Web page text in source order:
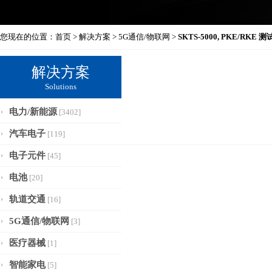
您现在的位置： 首页 > 解决方案 > 5G通信/物联网 > SKTS-5000, PKE/RKE 测
解决方案
Solutions
电力/新能源 [3402]
汽车电子 [119]
电子元件 [45]
电池 [20]
轨道交通 [16]
5G通信/物联网 [3]
医疗器械 [1]
智能家电 [5]